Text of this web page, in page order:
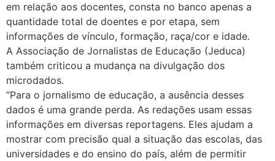
em relação aos docentes, consta no banco apenas a
quantidade total de doentes e por etapa, sem
informações de vínculo, formação, raça/cor e idade.
A Associação de Jornalistas de Educação (Jeduca)
também criticou a mudança na divulgação dos
microdados.
“Para o jornalismo de educação, a ausência desses
dados é uma grande perda. As redações usam essas
informações em diversas reportagens. Eles ajudam a
mostrar com precisão qual a situação das escolas, das
universidades e do ensino do país, além de permitir